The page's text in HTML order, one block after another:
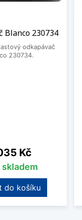
Blanco 230734
odkapávač
230734.
Kč
skladem
do košíku